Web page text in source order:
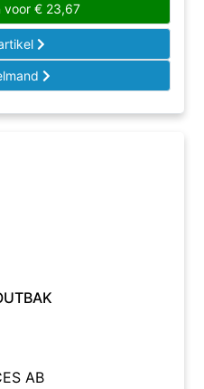
voor € 23,67
AB